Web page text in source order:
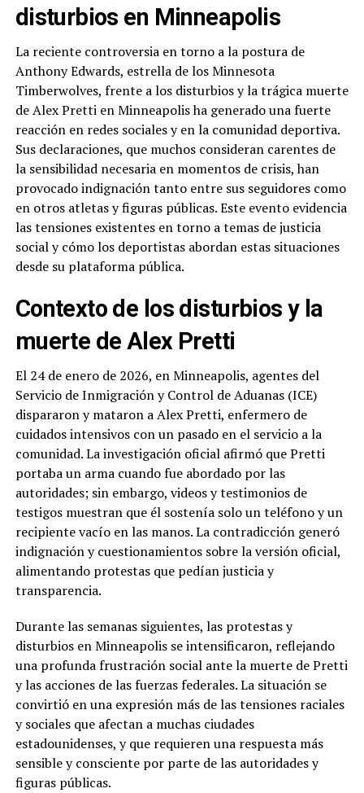
disturbios en Minneapolis
La reciente controversia en torno a la postura de
Anthony Edwards, estrella de los Minnesota
Timberwolves, frente a los disturbios y la trágica muerte
de Alex Pretti en Minneapolis ha generado una fuerte
reacción en redes sociales y en la comunidad deportiva.
Sus declaraciones, que muchos consideran carentes de
la sensibilidad necesaria en momentos de crisis, han
provocado indignación tanto entre sus seguidores como
en otros atletas y figuras públicas. Este evento evidencia
las tensiones existentes en torno a temas de justicia
social y cómo los deportistas abordan estas situaciones
desde su plataforma pública.
Contexto de los disturbios y la
muerte de Alex Pretti
El 24 de enero de 2026, en Minneapolis, agentes del
Servicio de Inmigración y Control de Aduanas (ICE)
dispararon y mataron a Alex Pretti, enfermero de
cuidados intensivos con un pasado en el servicio a la
comunidad. La investigación oficial afirmó que Pretti
portaba un arma cuando fue abordado por las
autoridades; sin embargo, videos y testimonios de
testigos muestran que él sostenía solo un teléfono y un
recipiente vacío en las manos. La contradicción generó
indignación y cuestionamientos sobre la versión oficial,
alimentando protestas que pedían justicia y
transparencia.
Durante las semanas siguientes, las protestas y
disturbios en Minneapolis se intensificaron, reflejando
una profunda frustración social ante la muerte de Pretti
y las acciones de las fuerzas federales. La situación se
convirtió en una expresión más de las tensiones raciales
y sociales que afectan a muchas ciudades
estadounidenses, y que requieren una respuesta más
sensible y consciente por parte de las autoridades y
figuras públicas.